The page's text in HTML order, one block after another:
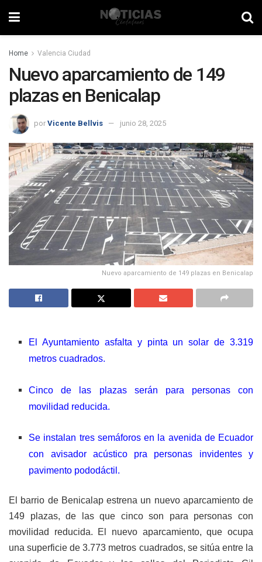
Home Valencia Ciudad
Nuevo aparcamiento de 149
plazas en Benicalap
por Vicente Bellvis junio 28, 2025
Nuevo aparcamiento de 149 plazas en Benicalap
El Ayuntamiento asfalta y pinta un solar de 3.319
metros cuadrados.
Cinco de las plazas serán para personas con
movilidad reducida.
Se instalan tres semáforos en la avenida de Ecuador
con avisador acústico pra personas invidentes y
pavimento pododáctil.
El barrio de Benicalap estrena un nuevo aparcamiento de
149 plazas, de las que cinco son para personas con
movilidad reducida. El nuevo aparcamiento, que ocupa
una superficie de 3.773 metros cuadrados, se sitúa entre la